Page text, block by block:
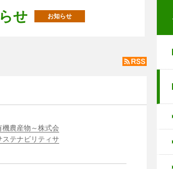
せ お知らせ
機農産物～株式会
テナビリティサ